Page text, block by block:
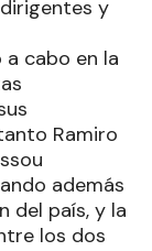
y
a cabo en la
Ramiro
además
del país, y la
los dos